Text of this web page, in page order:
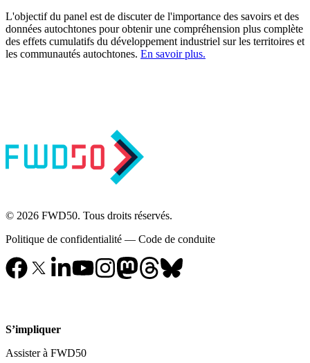
L'objectif du panel est de discuter de l'importance des savoirs et des
données autochtones pour obtenir une compréhension plus complète
des effets cumulatifs du développement industriel sur les territoires et
les communautés autochtones. En savoir plus.
© 2026 FWD50. Tous droits réservés.
Politique de confidentialité — Code de conduite
S’impliquer
Assister à FWD50